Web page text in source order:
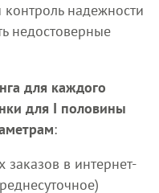
надежности
недостоверные
для каждого
для I половины
:
в интернет-